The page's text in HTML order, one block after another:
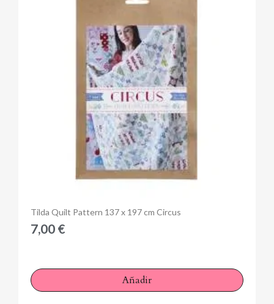
Anteprima
Tilda Quilt Pattern 137 x 197 cm Circus
7,00 €
Añadir